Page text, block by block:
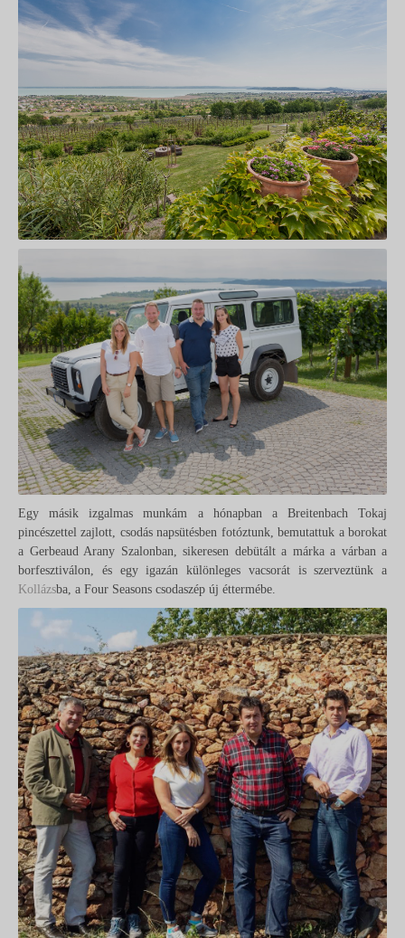
Egy másik izgalmas munkám a hónapban a Breitenbach Tokaj
pincészettel zajlott, csodás napsütésben fotóztunk, bemutattuk a borokat
a Gerbeaud Arany Szalonban, sikeresen debütált a márka a várban a
borfesztiválon, és egy igazán különleges vacsorát is szerveztünk a
Kollázsba, a Four Seasons csodaszép új éttermébe.